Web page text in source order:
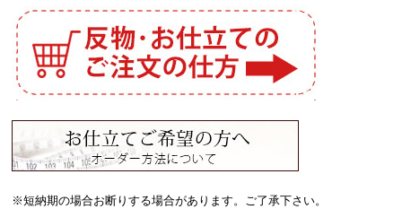
※短納期の場合お断りする場合があります。ご了承下さい。